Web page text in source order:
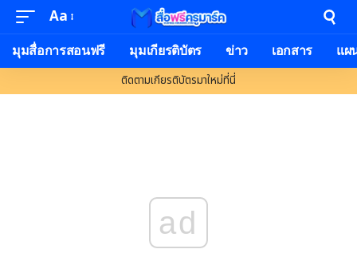
Font
Resizer
Aa
มุมสื่อการสอนฟรี มุมเกียรติบัตร ข่าว เอกสาร แผ
ติดตามเกียรติบัตรมาใหม่ที่นี่
ad